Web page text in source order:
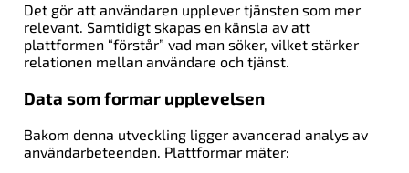
Det gör att användaren upplever tjänsten som mer
relevant. Samtidigt skapas en känsla av att
plattformen “förstår” vad man söker, vilket stärker
relationen mellan användare och tjänst.
Data som formar upplevelsen
Bakom denna utveckling ligger avancerad analys av
användarbeteenden. Plattformar mäter: